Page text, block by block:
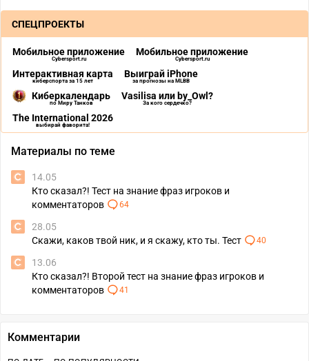
СПЕЦПРОЕКТЫ
Мобильное приложение
Cybersport.ru
Мобильное приложение
Cybersport.ru
Интерактивная карта
киберспорта за 15 лет
Выиграй iPhone
за прогнозы на MLBB
Киберкалендарь
по Миру Танков
Vasilisa или by_Owl?
За кого сердечко?
The International 2026
выбирай фаворита!
Материалы по теме
14.05
Кто сказал?! Тест на знание фраз игроков и
комментаторов
64
28.05
Скажи, каков твой ник, и я скажу, кто ты. Тест
40
13.06
Кто сказал?! Второй тест на знание фраз игроков и
комментаторов
41
Комментарии